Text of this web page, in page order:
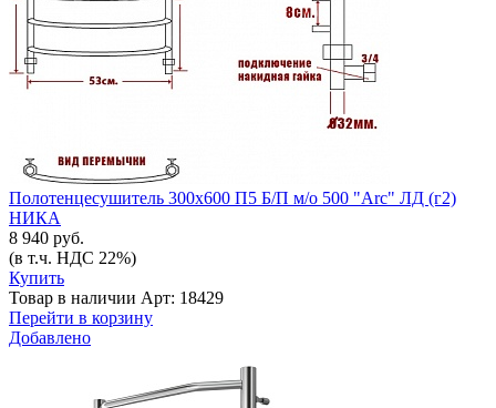
Полотенцесушитель 300х600 П5 Б/П м/о 500 "Arc" ЛД (г2)
НИКА
8 940 руб.
(в т.ч. НДС 22%)
Купить
Товар в наличии Арт: 18429
Перейти в корзину
Добавлено